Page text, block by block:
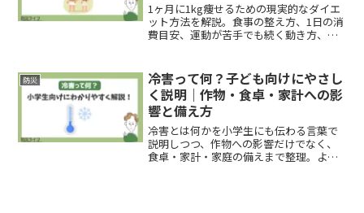
1ヶ月に1kg痩せるための現実的なダイエ
ット方法を解説。食事の整え方、1日の消
費目安、運動が苦手でも続く動き方、停
す。
防災
冷害って何？子ども向けにやさし
く説明｜作物・食卓・家計への影
響と備え方
冷害とは何かを小学生にも伝わる言葉で
説明しつつ、作物への影響だけでなく、
食卓・家計・家庭の備えまで整理。よく